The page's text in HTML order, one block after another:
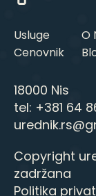
Usluge
Cenovnik
O
18000 Nis
tel: +381 64
Copyright
zadržana
Politika